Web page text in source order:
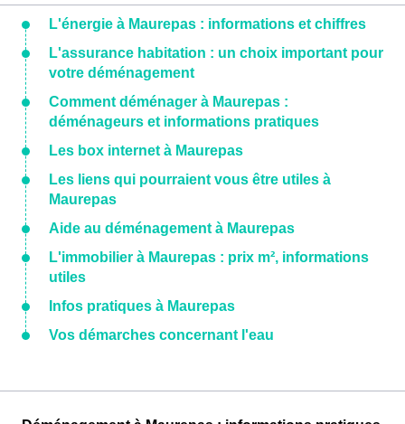
L'énergie à Maurepas : informations et chiffres
L'assurance habitation : un choix important pour
votre déménagement
Comment déménager à Maurepas :
déménageurs et informations pratiques
Les box internet à Maurepas
Les liens qui pourraient vous être utiles à
Maurepas
Aide au déménagement à Maurepas
L'immobilier à Maurepas : prix m², informations
utiles
Infos pratiques à Maurepas
Vos démarches concernant l'eau